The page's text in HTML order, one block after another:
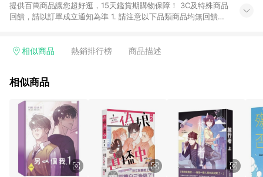
提供百萬商品讓您超好逛，15天鑑賞期購物保障！ 3C及特殊商品
回饋，請以訂單成立通知為準 1. 請注意以下品類商品均無回饋：
電玩/遊戲/相機/單眼/鏡頭/拍立得 [2024/6/1起適用] -內接硬
的購回饋活動享Yahoo超贈點回饋者 - 購物中心商店之商品：商
3. 訂單回饋金額將扣除運費/購物金/超贈點/福利金/紅利折抵/折
價券等虛擬貨幣折抵 4. 大宗採購或批發轉賣不具回饋資格： 如
有相關事證認定您為大宗採購、批發轉賣而非最終消費使用者，
相關認定以Yahoo購物中心之認定為準
相似商品 熱銷排行榜 商品描述
相似商品